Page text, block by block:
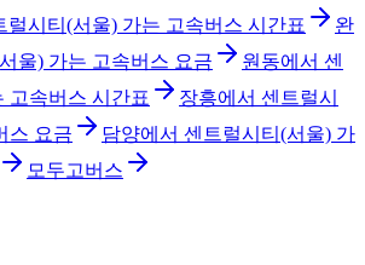
럴시티(서울) 가는 고속버스 시간표
완
울) 가는 고속버스 요금
원동에서 센
고속버스 시간표
장흥에서 센트럴시
스 요금
담양에서 센트럴시티(서울) 가
모두고버스